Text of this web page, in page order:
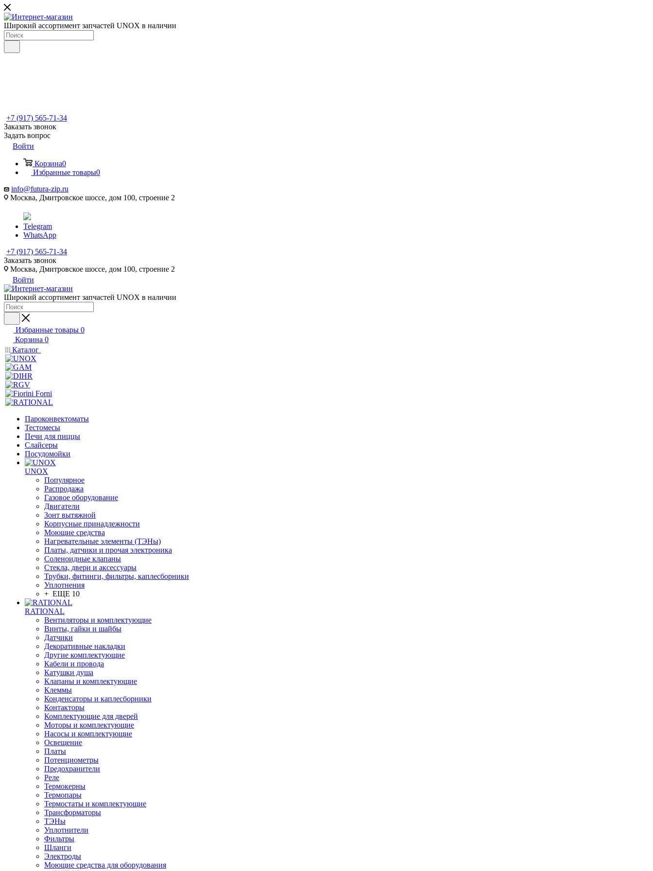
Широкий ассортимент запчастей UNOX в наличии
+7 (917) 565-71-34
Заказать звонок
Задать вопрос
Войти
Корзина0
Избранные товары0
info@futura-zip.ru
Москва, Дмитровское шоссе, дом 100, строение 2
Telegram
WhatsApp
+7 (917) 565-71-34
Заказать звонок
Москва, Дмитровское шоссе, дом 100, строение 2
Войти
Широкий ассортимент запчастей UNOX в наличии
Избранные товары 0
Корзина 0
Каталог
Пароконвектоматы
Тестомесы
Печи для пиццы
Слайсеры
Посудомойки
UNOX
Популярное
Распродажа
Газовое оборудование
Двигатели
Зонт вытяжной
Корпусные принадлежности
Моющие средства
Нагревательные элементы (ТЭНы)
Платы, датчики и прочая электроника
Соленоидные клапаны
Стекла, двери и аксессуары
Трубки, фитинги, фильтры, каплесборники
Уплотнения
+ ЕЩЕ 10
RATIONAL
Вентиляторы и комплектующие
Винты, гайки и шайбы
Датчики
Декоративные накладки
Другие комплектующие
Кабели и провода
Катушки душа
Клапаны и комплектующие
Клеммы
Конденсаторы и каплесборники
Контакторы
Комплектующие для дверей
Моторы и комплектующие
Насосы и комплектующие
Освещение
Платы
Потенциометры
Предохранители
Реле
Термокерны
Термопары
Термостаты и комплектующие
Трансформаторы
ТЭНы
Уплотнители
Фильтры
Шланги
Электроды
Моющие средства для оборудования